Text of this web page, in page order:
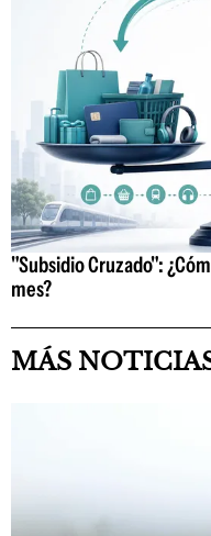
"Subsidio Cruzado":
mes?
MÁS